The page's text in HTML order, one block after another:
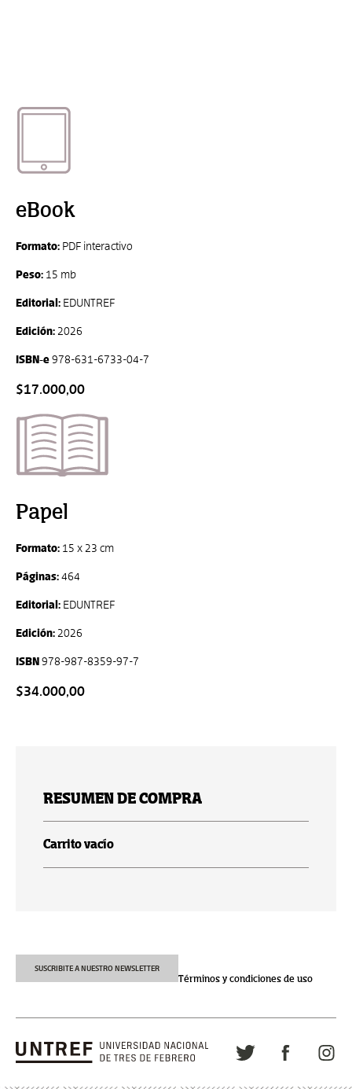
eBook
Formato: PDF interactivo
Peso: 15 mb
Editorial: EDUNTREF
Edición: 2026
ISBN-e978-631-6733-04-7
$17.000,00
Papel
Formato: 15 x 23 cm
Páginas:464
Editorial: EDUNTREF
Edición: 2026
ISBN978-987-8359-97-7
$34.000,00
RESUMEN DE COMPRA
Carrito vacío
SUSCRIBITE A NUESTRO NEWSLETTER
Términos y condiciones de uso